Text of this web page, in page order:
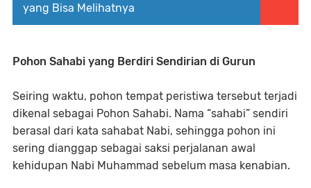
yang Bisa Melihatnya
Pohon Sahabi yang Berdiri Sendirian di Gurun
Seiring waktu, pohon tempat peristiwa tersebut terjadi
dikenal sebagai Pohon Sahabi. Nama “sahabi” sendiri
berasal dari kata sahabat Nabi, sehingga pohon ini
sering dianggap sebagai saksi perjalanan awal
kehidupan Nabi Muhammad sebelum masa kenabian.